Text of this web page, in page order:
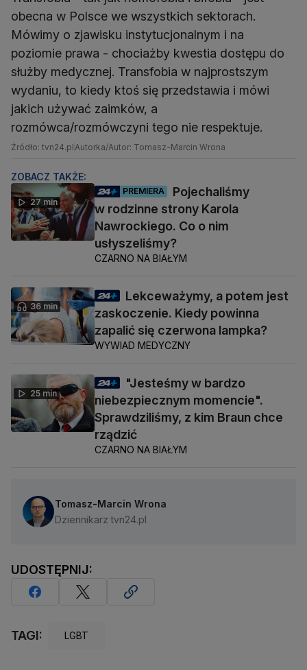
obecna w Polsce we wszystkich sektorach.
Mówimy o zjawisku instytucjonalnym i na
poziomie prawa - chociażby kwestia dostępu do
służby medycznej. Transfobia w najprostszym
wydaniu, to kiedy ktoś się przedstawia i mówi
jakich używać zaimków, a
rozmówca/rozmówczyni tego nie respektuje.
Źródło: tvn24.pl Autorka/Autor: Tomasz-Marcin Wrona
ZOBACZ TAKŻE:
27 min
PREMIERA
Pojechaliśmy
w rodzinne strony Karola
Nawrockiego. Co o nim
usłyszeliśmy?
CZARNO NA BIAŁYM
36 min
Lekceważymy, a potem jest
zaskoczenie. Kiedy powinna
zapalić się czerwona lampka?
WYWIAD MEDYCZNY
25 min
"Jesteśmy w bardzo
niebezpiecznym momencie".
Sprawdziliśmy, z kim Braun chce
rządzić
CZARNO NA BIAŁYM
Tomasz-Marcin Wrona
Dziennikarz tvn24.pl
UDOSTĘPNIJ:
TAGI: LGBT